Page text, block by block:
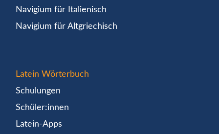
Navigium für Italienisch
Navigium für Altgriechisch
Latein Wörterbuch
Schulungen
Schüler:innen
Latein-Apps